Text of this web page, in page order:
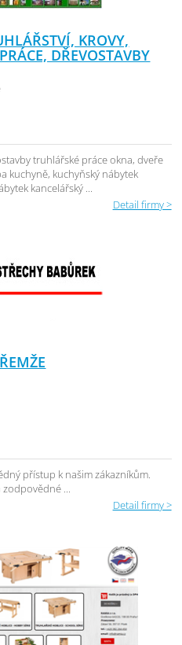
KROVY,
DŘEVOSTAVBY
truhlářské práce okna, dveře
kuchyně, kuchyňský nábytek
kancelářský ...
Detail firmy >
přístup k našim zákazníkům.
zodpovědné ...
Detail firmy >